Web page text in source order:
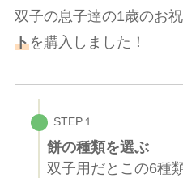
双子の息子達の1歳のお祝
トを購入しました！
STEP１
餅の種類を選ぶ
双子用だとこの6種